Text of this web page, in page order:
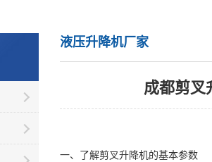
液压升降机厂家
成都剪叉
一、了解剪叉升降机的基本参数